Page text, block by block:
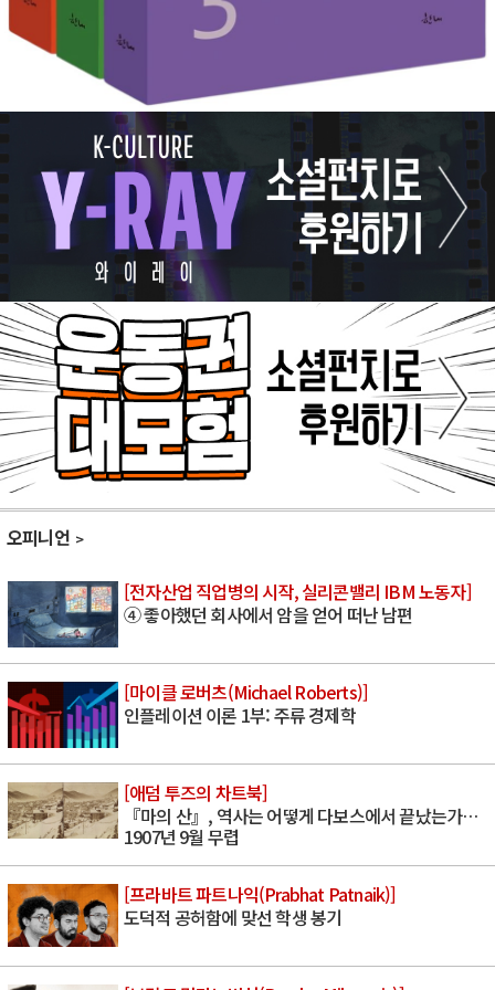
오피니언
[전자산업 직업병의 시작, 실리콘밸리 IBM 노동자]
④ 좋아했던 회사에서 암을 얻어 떠난 남편
[마이클 로버츠(Michael Roberts)]
인플레이션 이론 1부: 주류 경제학
[애덤 투즈의 차트북]
『마의 산』, 역사는 어떻게 다보스에서 끝났는가…
1907년 9월 무렵
[프라바트 파트나익(Prabhat Patnaik)]
도덕적 공허함에 맞선 학생 봉기